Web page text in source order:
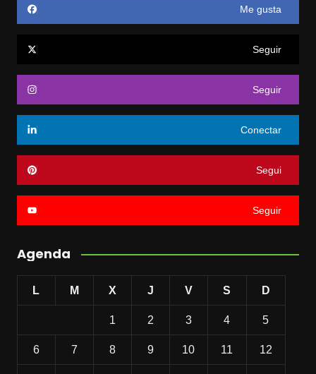
Me gusta
Seguir
Seguir
Conectar
Segui
Seguir
Agenda
L M X J V S D
1 2 3 4 5
6 7 8 9 10 11 12